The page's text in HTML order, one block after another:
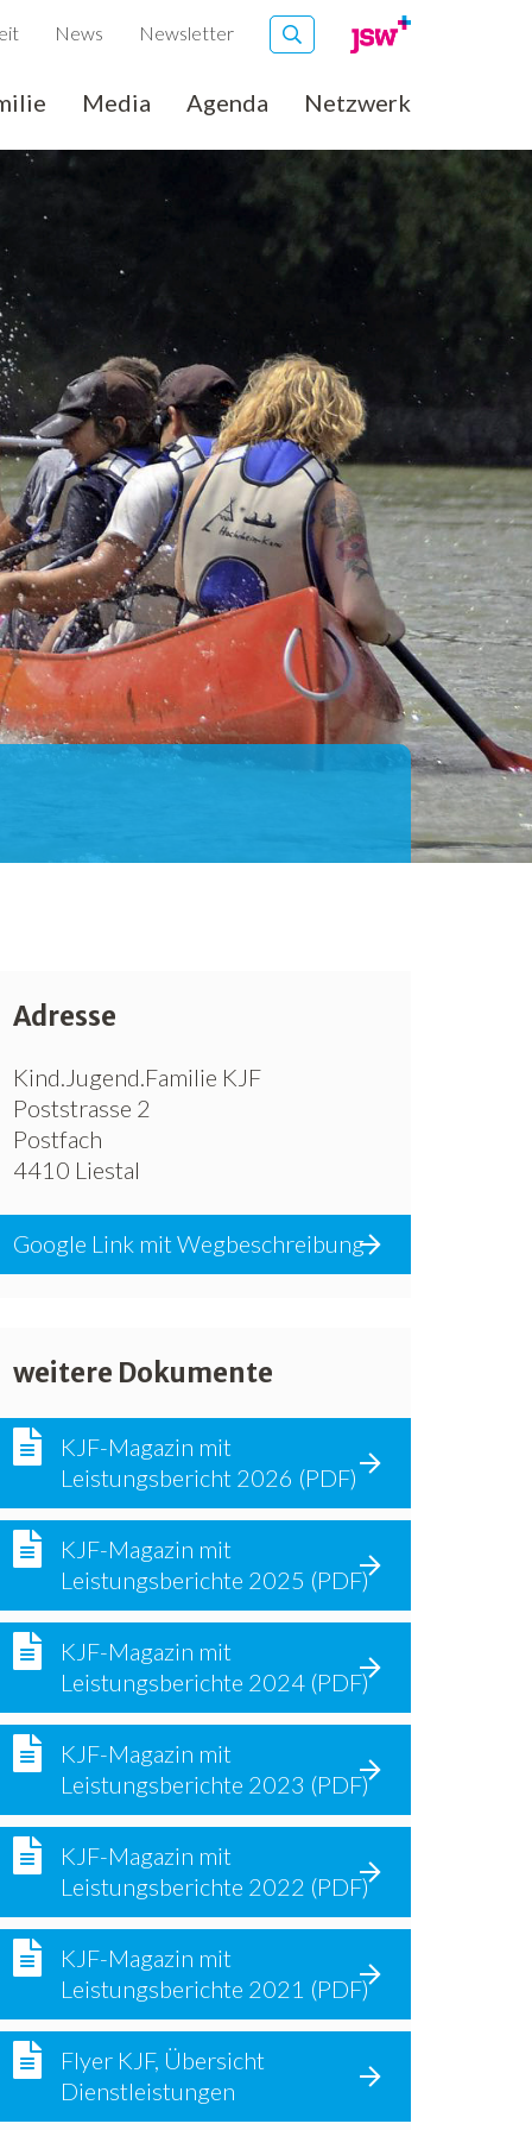
News Newsletter
Media Agenda Netzwerk
Adresse
Kind.Jugend.Familie KJF
Poststrasse 2
Postfach
4410 Liestal
Google Link mit Wegbeschreibung
weitere Dokumente
KJF-Magazin mit
Leistungsbericht 2026 (PDF)
KJF-Magazin mit
Leistungsberichte 2025 (PDF)
KJF-Magazin mit
Leistungsberichte 2024 (PDF)
KJF-Magazin mit
Leistungsberichte 2023 (PDF)
KJF-Magazin mit
Leistungsberichte 2022 (PDF)
KJF-Magazin mit
Leistungsberichte 2021 (PDF)
Flyer KJF, Übersicht
Dienstleistungen